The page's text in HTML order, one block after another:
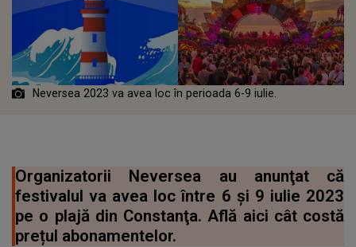
Neversea 2023 va avea loc în perioada 6-9 iulie.
Organizatorii Neversea au anunţat că
festivalul va avea loc între 6 şi 9 iulie 2023
pe o plajă din Constanţa. Află aici cât costă
prețul abonamentelor.